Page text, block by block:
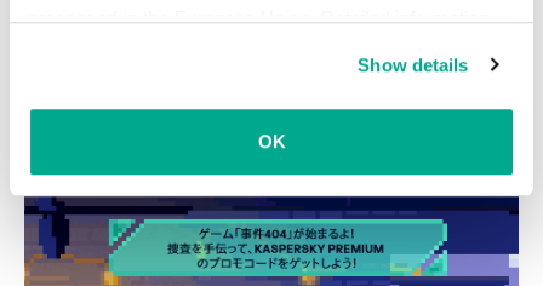
processed in the European Union. Detailed information
Show details
OK